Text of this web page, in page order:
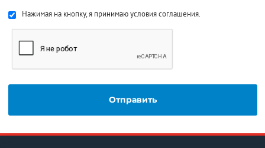
Нажимая на кнопку, я принимаю условия соглашения.